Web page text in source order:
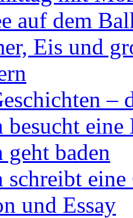
auf dem
Eis und
–
besucht eine
baden
schreibt eine
und Essay